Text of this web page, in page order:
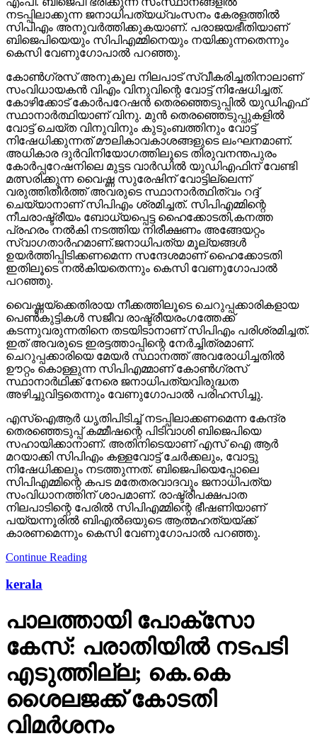
നടപ്പിലാക്കുന്ന ജനാധിപത്യധ്വംസനം കേരളത്തില്‍
സിപിഎം അനുവര്‍ത്തിക്കുകയാണ്. പരാജയഭീതിയാണ്
ബിജെപിയെയും സിപിഎമ്മിനെയും നയിക്കുന്നതെന്നും
കെസി വേണുഗോപാല്‍ പറഞ്ഞു.
കോണ്‍ഗ്രസ് അനുകൂല നിലപാട് സ്വീകരിച്ചതിനാലാണ്
സംവിധായകന്‍ വിഎം വിനുവിന്റെ വോട്ട് നിഷേധിച്ചത്.
കോഴിക്കോട് കോര്‍പറേഷന്‍ തെരഞ്ഞെടുപ്പില്‍ യുഡിഎഫ്
സ്ഥാനാര്‍ത്ഥിയാണ് വിനു. മുന്‍ തെരഞ്ഞെടുപ്പുകളില്‍
വോട്ട് ചെയ്ത വിനുവിനും കുടുംബത്തിനും വോട്ട്
നിഷേധിക്കുന്നത് മൗലികാവകാശങ്ങളുടെ ലംഘനമാണ്.
അധികാര ദുര്‍വിനിയോഗത്തിലൂടെ തിരുവനന്തപുരം
കോര്‍പ്പറേഷനിലെ മുട്ടട വാര്‍ഡില്‍ യുഡിഎഫിന് വേണ്ടി
മത്സരിക്കുന്ന വൈഷ്ണ സുരേഷിന് വോട്ടില്ലെന്ന്
വരുത്തിതീര്‍ത്ത് അവരുടെ സ്ഥാനാര്‍ത്ഥിത്വം റദ്ദ്
ചെയ്യാനാണ് സിപിഎം ശ്രമിച്ചത്. സിപിഎമ്മിന്റെ
നീചരാഷ്ട്രീയം ബോധ്യപ്പെട്ട ഹൈക്കോടതി,കനത്ത
പ്രഹരം നല്‍കി നടത്തിയ നിരീക്ഷണം അങ്ങേയറ്റം
സ്വാഗതാര്‍ഹമാണ്.ജനാധിപത്യ മൂല്യങ്ങള്‍
ഉയര്‍ത്തിപ്പിടിക്കണമെന്ന സന്ദേശമാണ് ഹൈക്കോടതി
ഇതിലൂടെ നല്‍കിയതെന്നും കെസി വേണുഗോപാല്‍
പറഞ്ഞു.
വൈഷ്ണയ്‌ക്കെതിരായ നീക്കത്തിലൂടെ ചെറുപ്പക്കാരികളായ
പെണ്‍കുട്ടികള്‍ സജീവ രാഷ്ട്രീയരംഗത്തേക്ക്
കടന്നുവരുന്നതിനെ തടയിടാനാണ് സിപിഎം പരിശ്രമിച്ചത്.
ഇത് അവരുടെ ഇരട്ടത്താപ്പിന്റെ നേര്‍ച്ചിത്രമാണ്.
ചെറുപ്പക്കാരിയെ മേയര്‍ സ്ഥാനത്ത് അവരോധിച്ചതില്‍
ഊറ്റം കൊള്ളുന്ന സിപിഎമ്മാണ് കോണ്‍ഗ്രസ്
സ്ഥാനാര്‍ഥിക്ക് നേരെ ജനാധിപത്യവിരുദ്ധത
അഴിച്ചുവിട്ടതെന്നും വേണുഗോപാല്‍ പരിഹസിച്ചു.
എസ്‌ഐആര്‍ ധൃതിപിടിച്ച് നടപ്പിലാക്കണമെന്ന കേന്ദ്ര
തെരഞ്ഞെടുപ്പ് കമ്മീഷന്റെ പിടിവാശി ബിജെപിയെ
സഹായിക്കാനാണ്. അതിനിടെയാണ് എസ് ഐ ആര്‍
മറയാക്കി സിപിഎം കള്ളവോട്ട് ചേര്‍ക്കലും, വോട്ടു
നിഷേധിക്കലും നടത്തുന്നത്. ബിജെപിയെപ്പോലെ
സിപിഎമ്മിന്റെ കപട മതേതരവാദവും ജനാധിപത്യ
സംവിധാനത്തിന് ശാപമാണ്. രാഷ്ട്രീപക്ഷപാത
നിലപാടിന്റെ പേരില്‍ സിപിഎമ്മിന്റെ ഭീഷണിയാണ്
പയ്യന്നൂരില്‍ ബിഎല്‍ഒയുടെ ആത്മഹത്യയ്ക്ക്
കാരണമെന്നും കെസി വേണുഗോപാല്‍ പറഞ്ഞു.
Continue Reading
kerala
പാലത്തായി പോക്സോ
കേസ്: പരാതിയില്‍ നടപടി
എടുത്തില്ല; കെ.കെ
ശൈലജക്ക് കോടതി
വിമര്‍ശനം